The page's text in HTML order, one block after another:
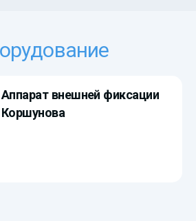
Аппарат внешней фиксации
Коршунова